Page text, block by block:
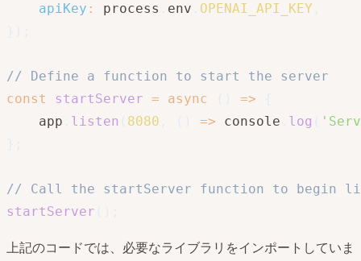
apiKey : process env OPENAI_API_KEY
// Define a function to start the server
const
startServer = async =>
    app
listen 8080 => console log
// Call the startServer function to begin
startServer
上記のコードでは、必要なライブラリをインポートしていま